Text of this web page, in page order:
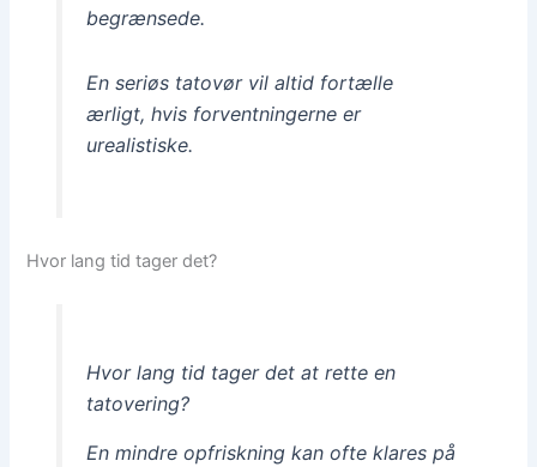
begrænsede.
En seriøs tatovør vil altid fortælle
ærligt, hvis forventningerne er
urealistiske.
Hvor lang tid tager det?
Hvor lang tid tager det at rette en
tatovering?
En mindre opfriskning kan ofte klares på